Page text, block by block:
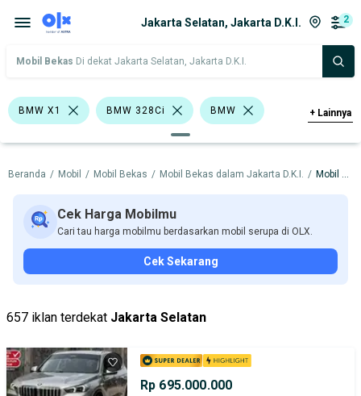
Jakarta Selatan, Jakarta D.K.I. 2
Mobil Bekas Di dekat Jakarta Selatan, Jakarta D.K.I.
BMW X1 BMW 328Ci BMW
Harga Merek Dan Model Tahun
Tipe Bodi Tipe Membership
+ Lainnya
Beranda / Mobil / Mobil Bekas / Mobil Bekas dalam Jakarta D.K.I. / Mobil Bekas dalam Jakarta Selatan
Cek Harga Mobilmu
Cari tau harga mobilmu berdasarkan mobil serupa di OLX.
Cek Sekarang
657 iklan terdekat Jakarta Selatan
Rp 695.000.000